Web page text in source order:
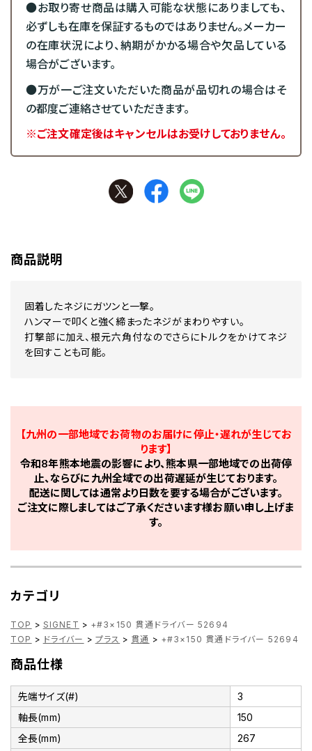
●お取り寄せ商品は購入可能な状態にありましても、
必ずしも在庫を保証するものではありません。メーカー
の在庫状況により、納期がかかる場合や欠品している
場合がございます。
●万が一ご注文いただいた商品が品切れの場合はそ
の都度ご連絡させていただきます。
※ご注文確定後はキャンセルはお受けしておりません。
商品説明
固着したネジにガツンと一撃。
ハンマーで叩くと強く締まったネジがまわりやすい。
打撃部に加え、根元六角付なのでさらにトルクをかけてネジ
を回すことも可能。
【九州の一部地域でお荷物のお届けに停止・遅れが生じてお
ります】
令和8年熊本地震の影響により、熊本県一部地域での出荷停
止、ならびに九州全域での出荷遅延が生じております。
配送に関しては通常より日数を要する場合がございます。
ご注文に際しましてはご了承くださいます様お願い申し上げま
す。
カテゴリ
TOP > SIGNET > +#3×150 貫通ドライバー 52694
TOP > ドライバー > プラス > 貫通 > +#3×150 貫通ドライバー 52694
商品仕様
先端サイズ(#)
3
軸長(mm)
150
全長(mm)
267